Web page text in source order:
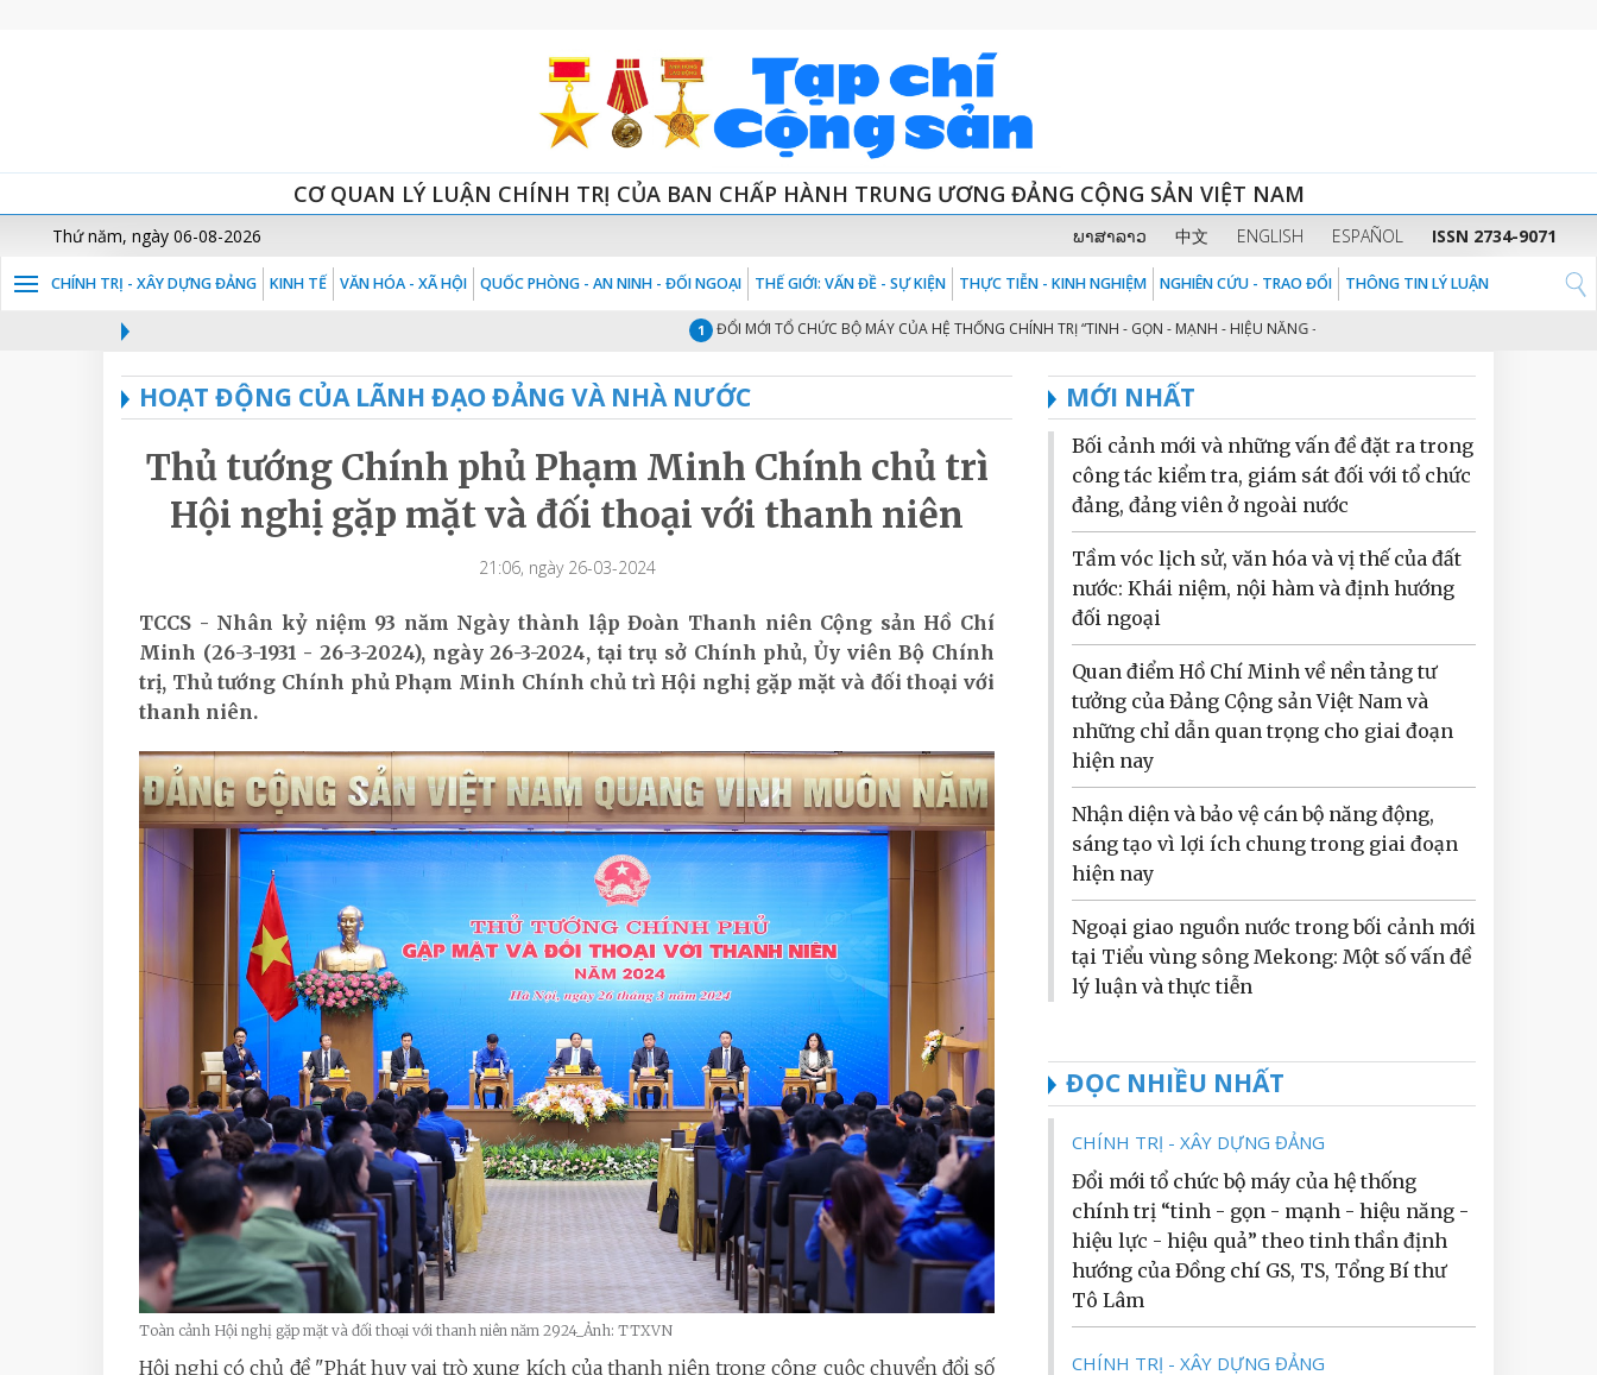
CƠ QUAN LÝ LUẬN CHÍNH TRỊ CỦA BAN CHẤP HÀNH TRUNG ƯƠNG ĐẢNG CỘNG SẢN VIỆT NAM
Thứ năm, ngày 06-08-2026 ພາສາລາວ 中文 ENGLISH ESPAÑOL ISSN 2734-9071
CHÍNH TRỊ - XÂY DỰNG ĐẢNG KINH TẾ VĂN HÓA - XÃ HỘI QUỐC PHÒNG - AN NINH - ĐỐI NGOẠI THẾ GIỚI: VẤN ĐỀ - SỰ KIỆN THỰC TIỄN - KINH NGHIỆM NGHIÊN CỨU - TRAO ĐỔI THÔNG TIN LÝ LUẬN
ĐỔI MỚI TỔ CHỨC BỘ MÁY CỦA HỆ THỐNG CHÍNH TRỊ “TINH - GỌN - MẠNH - HIỆU NĂNG - HIỆU LỰC - HIỆU QUẢ” THEO TINH THẦN ĐỊNH
HOẠT ĐỘNG CỦA LÃNH ĐẠO ĐẢNG VÀ NHÀ NƯỚC
Thủ tướng Chính phủ Phạm Minh Chính chủ trì
Hội nghị gặp mặt và đối thoại với thanh niên
21:06, ngày 26-03-2024
TCCS - Nhân kỷ niệm 93 năm Ngày thành lập Đoàn Thanh niên Cộng sản Hồ Chí
Minh (26-3-1931 - 26-3-2024), ngày 26-3-2024, tại trụ sở Chính phủ, Ủy viên Bộ Chính
trị, Thủ tướng Chính phủ Phạm Minh Chính chủ trì Hội nghị gặp mặt và đối thoại với
thanh niên.
Toàn cảnh Hội nghị gặp mặt và đối thoại với thanh niên năm 2924_Ảnh: TTXVN
Hội nghị có chủ đề "Phát huy vai trò xung kích của thanh niên trong công cuộc chuyển đổi số
MỚI NHẤT
Bối cảnh mới và những vấn đề đặt ra trong
công tác kiểm tra, giám sát đối với tổ chức
đảng, đảng viên ở ngoài nước
Tầm vóc lịch sử, văn hóa và vị thế của đất
nước: Khái niệm, nội hàm và định hướng
đối ngoại
Quan điểm Hồ Chí Minh về nền tảng tư
tưởng của Đảng Cộng sản Việt Nam và
những chỉ dẫn quan trọng cho giai đoạn
hiện nay
Nhận diện và bảo vệ cán bộ năng động,
sáng tạo vì lợi ích chung trong giai đoạn
hiện nay
Ngoại giao nguồn nước trong bối cảnh mới
tại Tiểu vùng sông Mekong: Một số vấn đề
lý luận và thực tiễn
ĐỌC NHIỀU NHẤT
CHÍNH TRỊ - XÂY DỰNG ĐẢNG
Đổi mới tổ chức bộ máy của hệ thống
chính trị “tinh - gọn - mạnh - hiệu năng -
hiệu lực - hiệu quả” theo tinh thần định
hướng của Đồng chí GS, TS, Tổng Bí thư
Tô Lâm
CHÍNH TRỊ - XÂY DỰNG ĐẢNG